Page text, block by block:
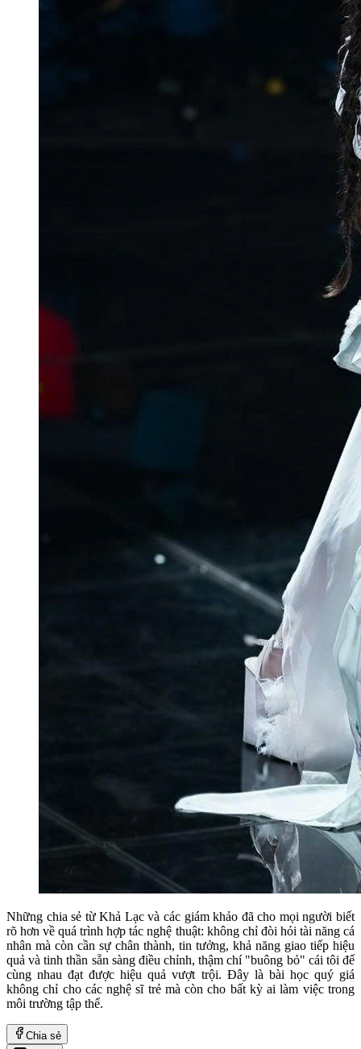
Những chia sẻ từ Khả Lạc và các giám khảo đã cho mọi người biết
rõ hơn về quá trình hợp tác nghệ thuật: không chỉ đòi hỏi tài năng cá
nhân mà còn cần sự chân thành, tin tưởng, khả năng giao tiếp hiệu
quả và tinh thần sẵn sàng điều chỉnh, thậm chí "buông bỏ" cái tôi để
cùng nhau đạt được hiệu quả vượt trội. Đây là bài học quý giá
không chỉ cho các nghệ sĩ trẻ mà còn cho bất kỳ ai làm việc trong
môi trường tập thể.
Chia sẻ